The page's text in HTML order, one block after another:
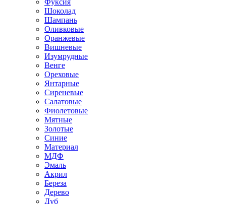
Фуксия
Шоколад
Шампань
Оливковые
Оранжевые
Вишневые
Изумрудные
Венге
Ореховые
Янтарные
Сиреневые
Салатовые
Фиолетовые
Мятные
Золотые
Синие
Материал
МДФ
Эмаль
Акрил
Береза
Дерево
Дуб